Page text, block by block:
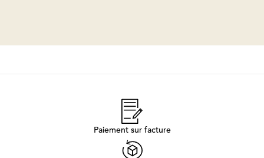
Paiement sur facture